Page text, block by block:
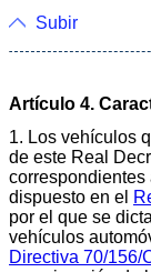
Subir
Artículo 4.
1. Los vehículos
de este Real
correspondientes
dispuesto en el
por el que se
vehículos
Directiva 70/156/